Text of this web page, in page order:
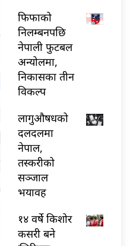
फिफाको
निलम्बनपछि
नेपाली फुटबल
अन्योलमा,
निकासका तीन
विकल्प
लागुऔषधको
दलदलमा
नेपाल,
तस्करीको
सञ्जाल
भयावह
१४ वर्षे किशोर
कसरी बने